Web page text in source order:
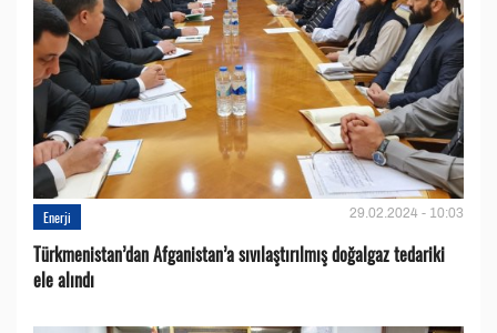
Enerji 29.02.2024 - 10:03
Türkmenistan’dan Afganistan’a sıvılaştırılmış doğalgaz tedariki
ele alındı